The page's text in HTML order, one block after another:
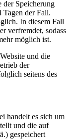
der Speicherung
Tagen der Fall.
In diesem Fall
verfremdet, sodass
möglich ist.
und die
der
seitens des
handelt es sich um
und die auf
gespeichert